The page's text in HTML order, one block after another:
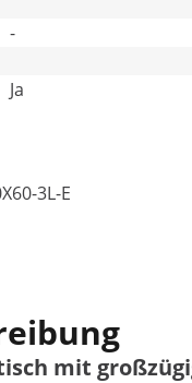
-
Ja
3L-E
mit